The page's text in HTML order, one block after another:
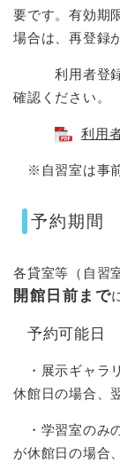
要です。有効期
場合は、再登録
利用者登録方
確認ください。
利用
※自習室は事前
予約期間
各貸室等（自習
開館日前まで
予約可能日
・展示ギャラ
休館日の場合、
・学習室のみ
が休館日の場合